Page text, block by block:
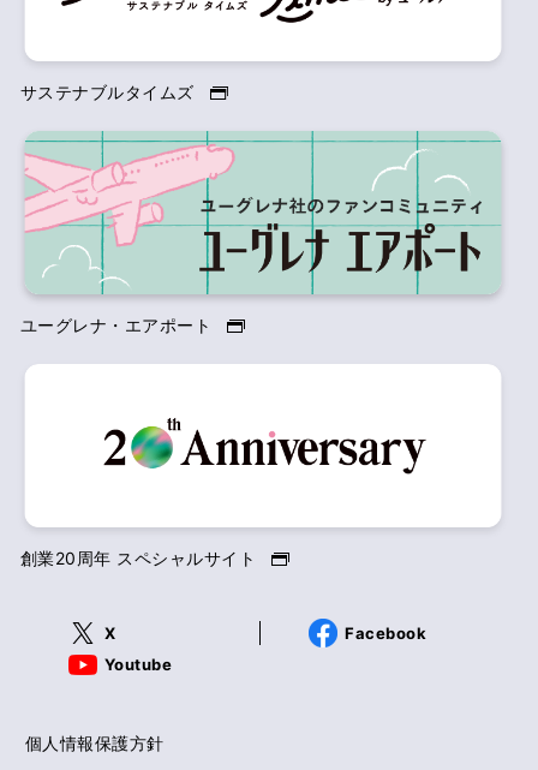
サステナブルタイムズ
ユーグレナ・エアポート
創業20周年 スペシャルサイト
X
Facebook
Youtube
個人情報保護方針